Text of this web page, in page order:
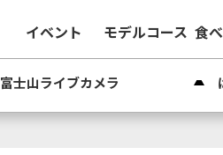
イベント モデルコース 食
富士山ライブカメラ